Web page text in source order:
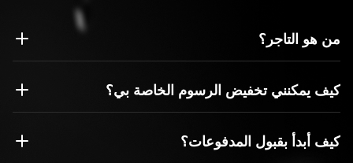
من هو التاجر؟
الخدمات
كيف يمكنني تخفيض الرسوم الخاصة بي؟
التكامل والعديد من العوامل الأخرى. املأ نموذج الاتصال، وبعد
ذلك سيتصل بك أحد المديرين لمناقشة الشروط والأحكام
كيف أبدأ بقبول المدفوعات؟